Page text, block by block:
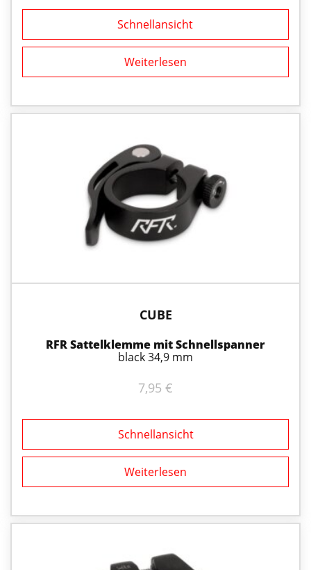
Schnellansicht
Weiterlesen
CUBE
RFR Sattelklemme mit Schnellspanner
black 34,9 mm
7,95€
Schnellansicht
Weiterlesen